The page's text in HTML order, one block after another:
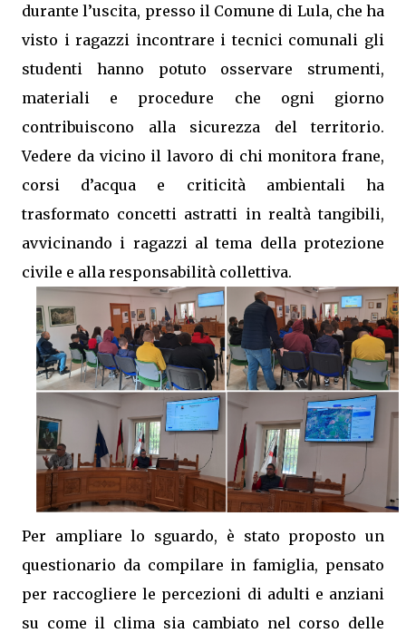
durante l’uscita, presso il Comune di Lula, che ha
visto i ragazzi incontrare i tecnici comunali gli
studenti hanno potuto osservare strumenti,
materiali e procedure che ogni giorno
contribuiscono alla sicurezza del territorio.
Vedere da vicino il lavoro di chi monitora frane,
corsi d’acqua e criticità ambientali ha
trasformato concetti astratti in realtà tangibili,
avvicinando i ragazzi al tema della protezione
civile e alla responsabilità collettiva.
Per ampliare lo sguardo, è stato proposto un
questionario da compilare in famiglia, pensato
per raccogliere le percezioni di adulti e anziani
su come il clima sia cambiato nel corso delle